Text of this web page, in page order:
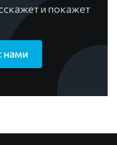
и покажет
нами